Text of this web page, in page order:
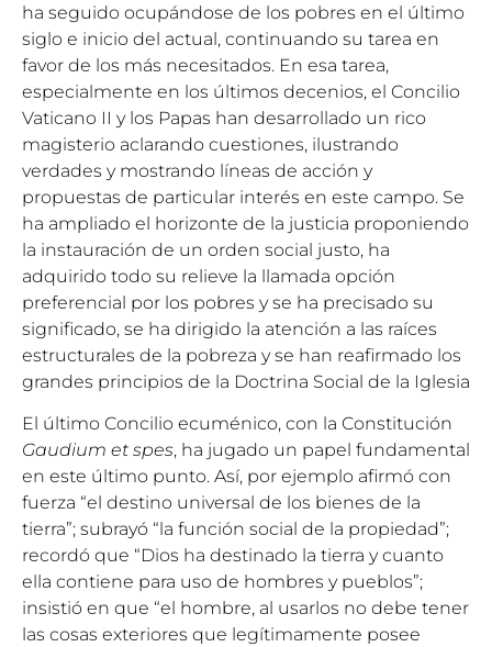
ha seguido ocupándose de los pobres en el último
siglo e inicio del actual, continuando su tarea en
favor de los más necesitados. En esa tarea,
especialmente en los últimos decenios, el Concilio
Vaticano II y los Papas han desarrollado un rico
magisterio aclarando cuestiones, ilustrando
verdades y mostrando líneas de acción y
propuestas de particular interés en este campo. Se
ha ampliado el horizonte de la justicia proponiendo
la instauración de un orden social justo, ha
adquirido todo su relieve la llamada opción
preferencial por los pobres y se ha precisado su
significado, se ha dirigido la atención a las raíces
estructurales de la pobreza y se han reafirmado los
grandes principios de la Doctrina Social de la Iglesia
El último Concilio ecuménico, con la Constitución
Gaudium et spes, ha jugado un papel fundamental
en este último punto. Así, por ejemplo afirmó con
fuerza “el destino universal de los bienes de la
tierra”; subrayó “la función social de la propiedad”;
recordó que “Dios ha destinado la tierra y cuanto
ella contiene para uso de hombres y pueblos”;
insistió en que “el hombre, al usarlos no debe tener
las cosas exteriores que legítimamente posee